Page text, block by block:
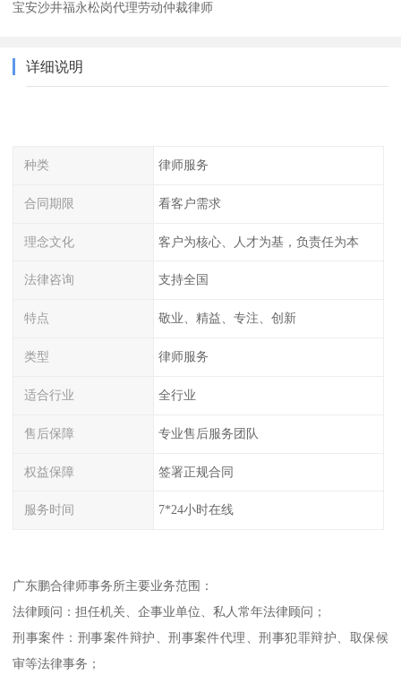
宝安沙井福永松岗代理劳动仲裁律师
详细说明
种类 律师服务
合同期限 看客户需求
理念文化 客户为核心、人才为基，负责任为本
法律咨询 支持全国
特点 敬业、精益、专注、创新
类型 律师服务
适合行业 全行业
售后保障 专业售后服务团队
权益保障 签署正规合同
服务时间 7*24小时在线
广东鹏合律师事务所主要业务范围：
法律顾问：担任机关、企事业单位、私人常年法律顾问；
刑事案件：刑事案件辩护、刑事案件代理、刑事犯罪辩护、取保候
审等法律事务；